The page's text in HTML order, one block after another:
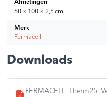
Afmetingen
50 × 100 × 2,5 cm
Merk
Fermacell
Downloads